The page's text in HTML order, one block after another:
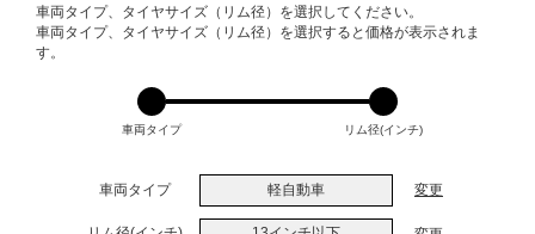
VARIATIONS
車両タイプ、タイヤサイズ（リム径）を選択してください。
車両タイプ、タイヤサイズ（リム径）を選択すると価格が表示されま
す。
車両タイプ リム径(インチ)
車両タイプ 軽自動車 変更